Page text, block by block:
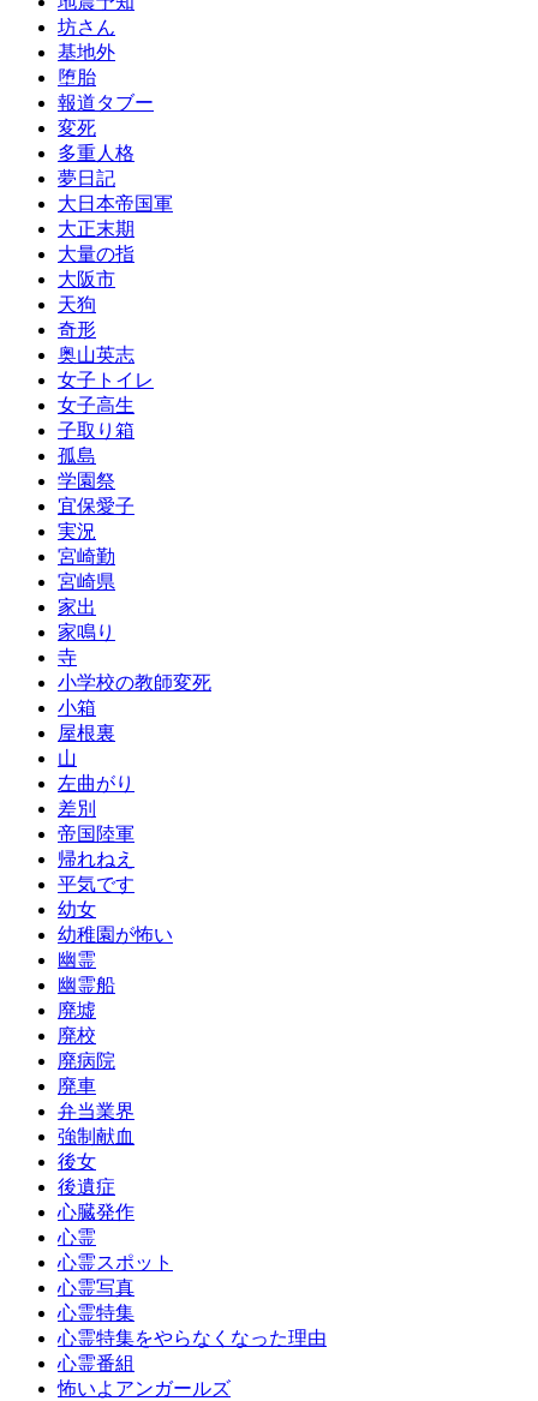
坊さん
基地外
堕胎
報道タブー
変死
多重人格
夢日記
大日本帝国軍
大正末期
大量の指
大阪市
天狗
奇形
奥山英志
女子トイレ
女子高生
子取り箱
孤島
学園祭
宜保愛子
実況
宮崎勤
宮崎県
家出
家鳴り
寺
小学校の教師変死
小箱
屋根裏
山
左曲がり
差別
帝国陸軍
帰れねえ
平気です
幼女
幼稚園が怖い
幽霊
幽霊船
廃墟
廃校
廃病院
廃車
弁当業界
強制献血
後女
後遺症
心臓発作
心霊
心霊スポット
心霊写真
心霊特集
心霊特集をやらなくなった理由
心霊番組
怖いよアンガールズ